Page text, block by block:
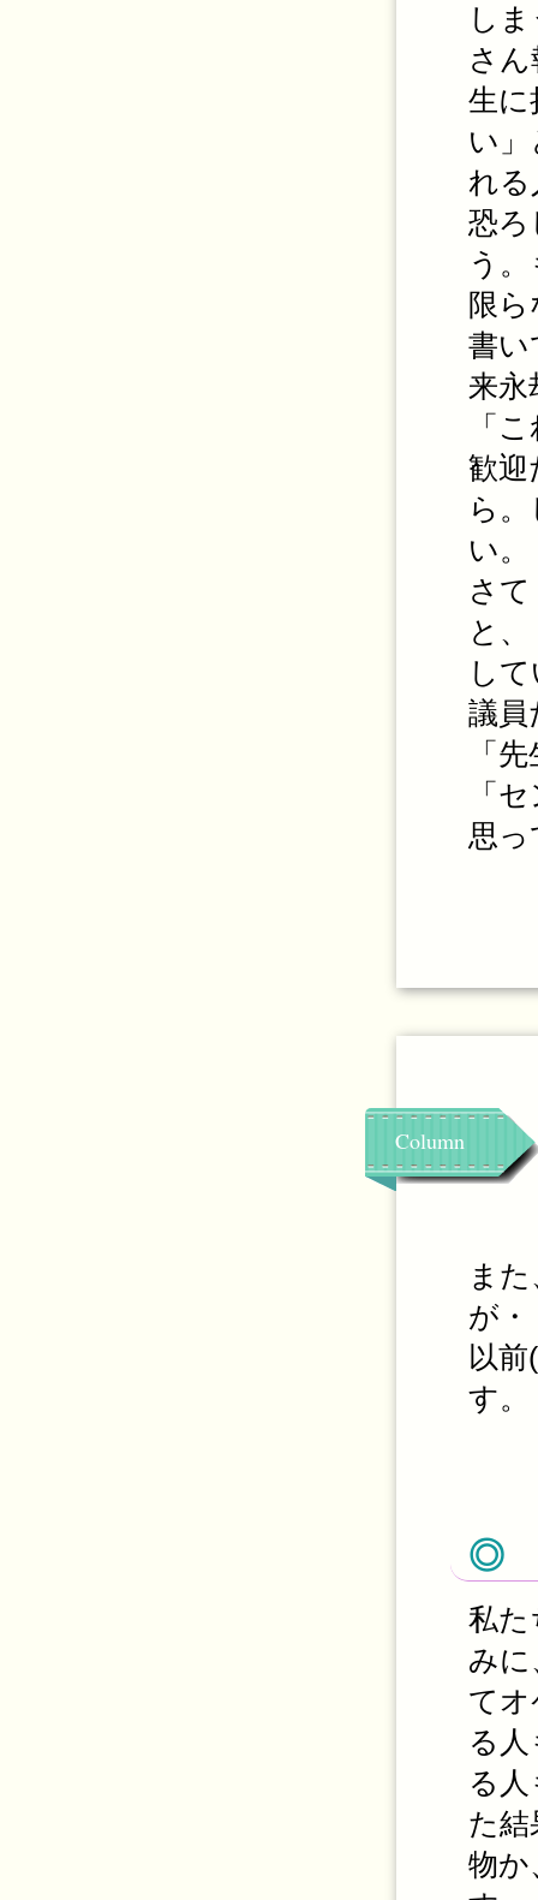
し
さ
生に
い
れる
恐ろ
う
限
書い
来
「
歓迎
ら
い。
さ
と
し
議員
「
「
思っ
Column
ま
が
以
す。
◎
私た
み
て
る
る
た
物か